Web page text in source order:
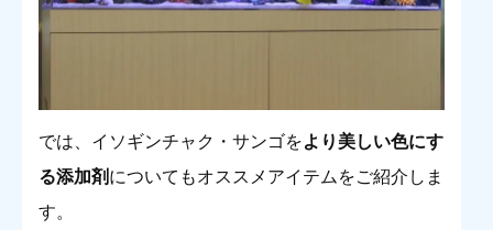
では、イソギンチャク・サンゴをより美しい色にす
る添加剤 についてもオススメアイテムをご紹介しま
す。